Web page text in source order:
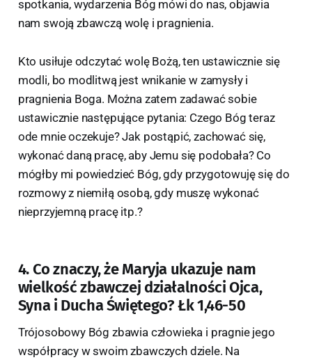
spotkania, wydarzenia Bóg mówi do nas, objawia
nam swoją zbawczą wolę i pragnienia.
Kto usiłuje odczytać wolę Bożą, ten ustawicznie się
modli, bo modlitwą jest wnikanie w zamysły i
pragnienia Boga. Można zatem zadawać sobie
ustawicznie następujące pytania: Czego Bóg teraz
ode mnie oczekuje? Jak postąpić, zachować się,
wykonać daną pracę, aby Jemu się podobała? Co
mógłby mi powiedzieć Bóg, gdy przygotowuję się do
rozmowy z niemiłą osobą, gdy muszę wykonać
nieprzyjemną pracę itp.?
4. Co znaczy, że Maryja ukazuje nam
wielkość zbawczej działalności Ojca,
Syna i Ducha Świętego? Łk 1,46-50
Trójosobowy Bóg zbawia człowieka i pragnie jego
współpracy w swoim zbawczych dziele. Na